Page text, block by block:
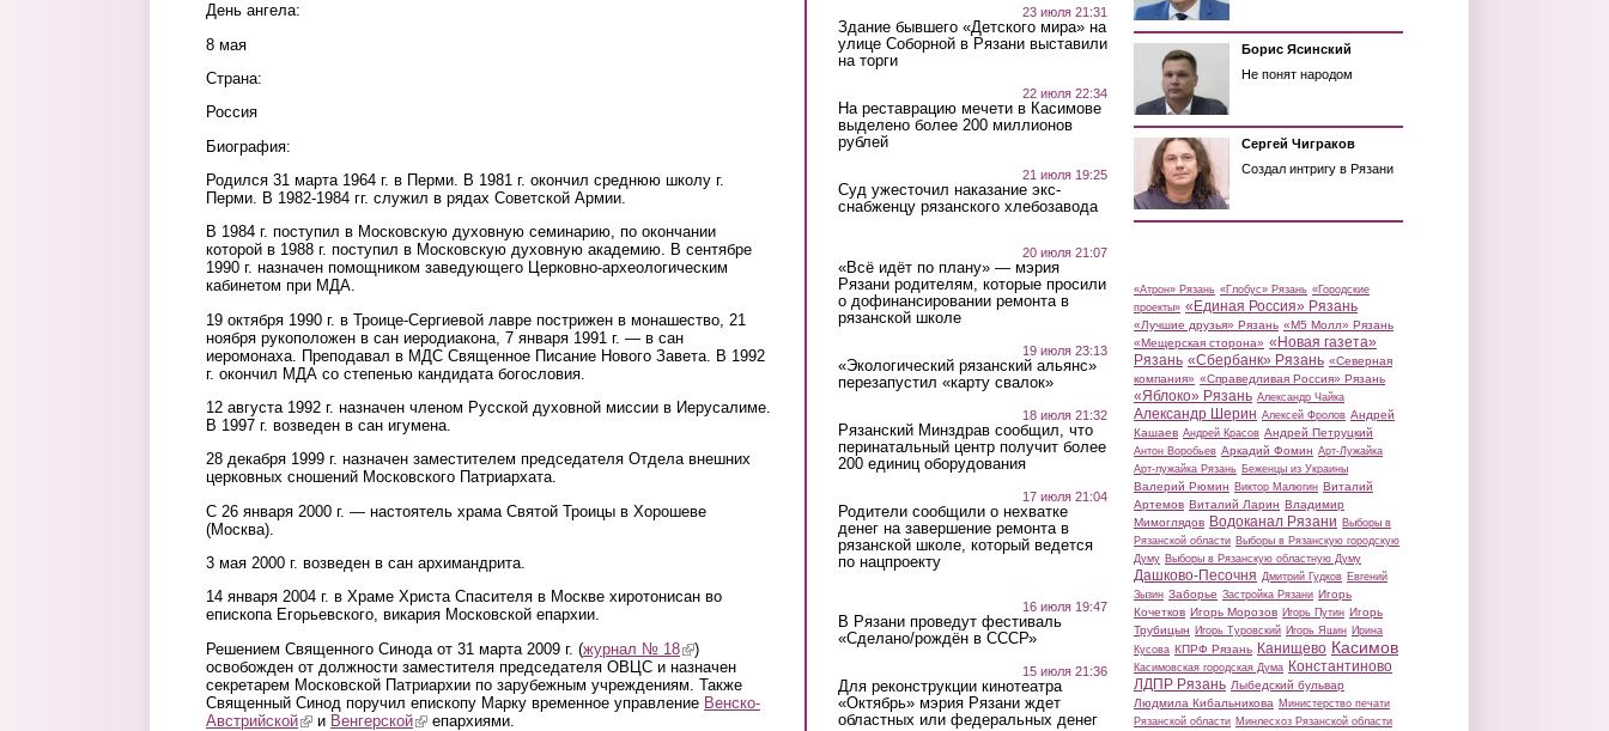
День ангела:
8 мая
Страна:
Россия
Биография:
Родился 31 марта 1964 г. в Перми. В 1981 г. окончил среднюю школу г.
Перми. В 1982-1984 гг. служил в рядах Советской Армии.
В 1984 г. поступил в Московскую духовную семинарию, по окончании
которой в 1988 г. поступил в Московскую духовную академию. В сентябре
1990 г. назначен помощником заведующего Церковно-археологическим
кабинетом при МДА.
19 октября 1990 г. в Троице-Сергиевой лавре пострижен в монашество, 21
ноября рукоположен в сан иеродиакона, 7 января 1991 г. — в сан
иеромонаха. Преподавал в МДС Священное Писание Нового Завета. В 1992
г. окончил МДА со степенью кандидата богословия.
12 августа 1992 г. назначен членом Русской духовной миссии в Иерусалиме.
В 1997 г. возведен в сан игумена.
28 декабря 1999 г. назначен заместителем председателя Отдела внешних
церковных сношений Московского Патриархата.
С 26 января 2000 г. — настоятель храма Святой Троицы в Хорошеве
(Москва).
3 мая 2000 г. возведен в сан архимандрита.
14 января 2004 г. в Храме Христа Спасителя в Москве хиротонисан во
епископа Егорьевского, викария Московской епархии.
Решением Священного Синода от 31 марта 2009 г. (журнал № 18(link is external)
)
освобожден от должности заместителя председателя ОВЦС и назначен
секретарем Московской Патриархии по зарубежным учреждениям. Также
Священный Синод поручил епископу Марку временное управление Венско-
Австрийской(link is external)
и Венгерской(link is external)
епархиями.
23 июля 21:31
Здание бывшего «Детского мира» на
улице Соборной в Рязани выставили
на торги
22 июля 22:34
На реставрацию мечети в Касимове
выделено более 200 миллионов
рублей
21 июля 19:25
Суд ужесточил наказание экс-
снабженцу рязанского хлебозавода
20 июля 21:07
«Всё идёт по плану» — мэрия
Рязани родителям, которые просили
о дофинансировании ремонта в
рязанской школе
19 июля 23:13
«Экологический рязанский альянс»
перезапустил «карту свалок»
18 июля 21:32
Рязанский Минздрав сообщил, что
перинатальный центр получит более
200 единиц оборудования
17 июля 21:04
Родители сообщили о нехватке
денег на завершение ремонта в
рязанской школе, который ведется
по нацпроекту
16 июля 19:47
В Рязани проведут фестиваль
«Сделано/рождён в СССР»
15 июля 21:36
Для реконструкции кинотеатра
«Октябрь» мэрия Рязани ждет
областных или федеральных денег
Борис Ясинский
Не понят народом
Сергей Чиграков
Создал интригу в Рязани
«Атрон» Рязань «Глобус» Рязань «Городские
проекты» «Единая Россия» Рязань
«Лучшие друзья» Рязань «М5 Молл» Рязань
«Мещерская сторона» «Новая газета»
Рязань «Сбербанк» Рязань «Северная
компания» «Справедливая Россия» Рязань
«Яблоко» Рязань Александр Чайка
Александр Шерин Алексей Фролов Андрей
Кашаев Андрей Красов Андрей Петруцкий
Антон Воробьев Аркадий Фомин Арт-Лужайка
Арт-лужайка Рязань Беженцы из Украины
Валерий Рюмин Виктор Малюгин Виталий
Артемов Виталий Ларин Владимир
Мимоглядов Водоканал Рязани Выборы в
Рязанской области Выборы в Рязанскую городскую
Думу Выборы в Рязанскую областную Думу
Дашково-Песочня Дмитрий Гудков Евгений
Зызин Заборье Застройка Рязани Игорь
Кочетков Игорь Морозов Игорь Путин Игорь
Трубицын Игорь Туровский Игорь Яшин Ирина
Кусова КПРФ Рязань Канищево Касимов
Касимовская городская Дума Константиново
ЛДПР Рязань Лыбедский бульвар
Людмила Кибальникова Министерство печати
Рязанской области Минлесхоз Рязанской области